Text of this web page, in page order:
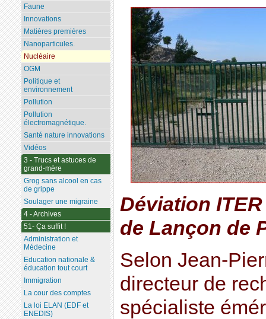
Déviation
de Lançon de
Selon Jean-
directeur de
spécialiste
Faune
Innovations
Matières premières
Nanoparticules.
Nucléaire
OGM
Politique et
environnement
Pollution
Pollution
électromagnétique.
Santé nature innovations
Vidéos
3 - Trucs et astuces de
grand-mère
Grog sans alcool en cas
de grippe
Soulager une migraine
4 - Archives
51- Ça suffit !
Administration et
Médecine
Education nationale &
éducation tout court
Immigration
La cour des comptes
La loi ELAN (EDF et
ENEDIS)